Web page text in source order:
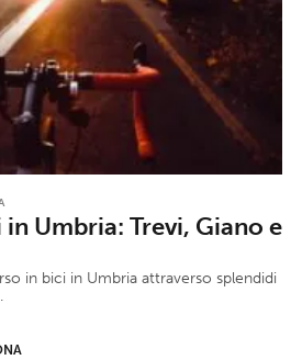
Umbria: Trevi, Giano e
in bici in Umbria attraverso splendidi